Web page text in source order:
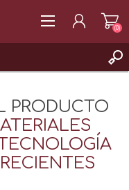
(0)
PRODUCTO